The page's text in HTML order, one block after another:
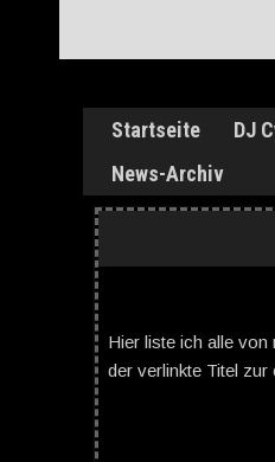
Startseite DJ
News-Archiv
Hier liste ich alle
der verlinkte Titel zur